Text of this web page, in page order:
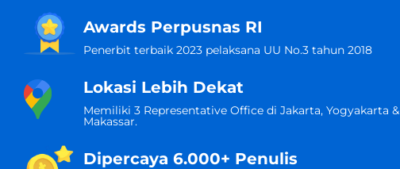
Awards Perpusnas RI
Penerbit terbaik 2023 pelaksana UU No.3 tahun 2018
Lokasi Lebih Dekat
Memiliki 3 Representative Office di Jakarta, Yogyakarta &
Makassar.
Dipercaya 6.000+ Penulis